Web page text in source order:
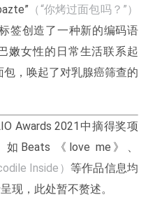
（“你烤过面包吗？”）
签创造了一种新的编码语
嫩女性的日常生活联系起
，唤起了对乳腺癌筛查的
Awards 2021中摘得奖项
Beats 《love me》、
Inside） 等作品信息均
现，此处暂不赘述。